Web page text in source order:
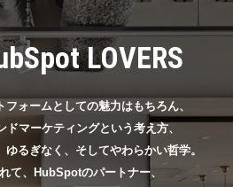
LOVERS
ォームとしての魅力はもちろん、
マーケティングという考え方、
るぎなく、そしてやわらかい哲学。
て、HubSpotのパートナー、